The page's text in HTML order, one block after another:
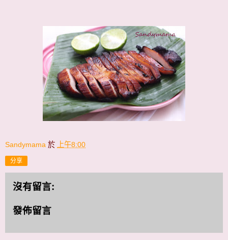
Sandymama 於 上午8:00
分享
沒有留言:
發佈留言